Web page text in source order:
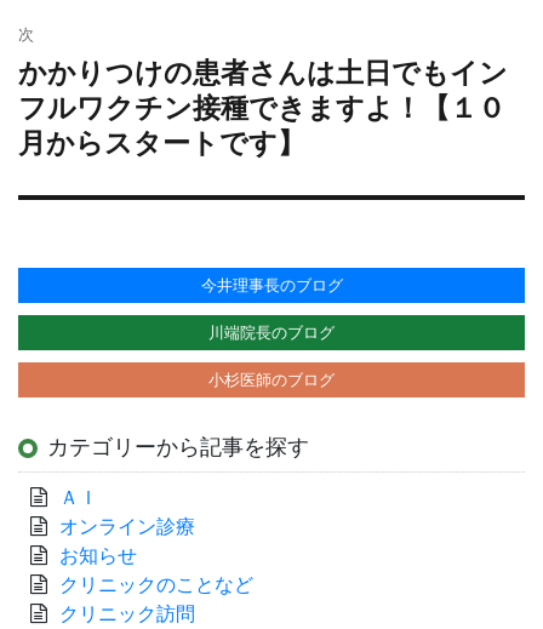
ョ
ン
次
次
の
投
稿:
かかりつけの患者さんは土日でもイン
フルワクチン接種できますよ！【１０
月からスタートです】
今井理事長のブログ
川端院長のブログ
小杉医師のブログ
カテゴリーから記事を探す
ＡＩ
オンライン診療
お知らせ
クリニックのことなど
クリニック訪問